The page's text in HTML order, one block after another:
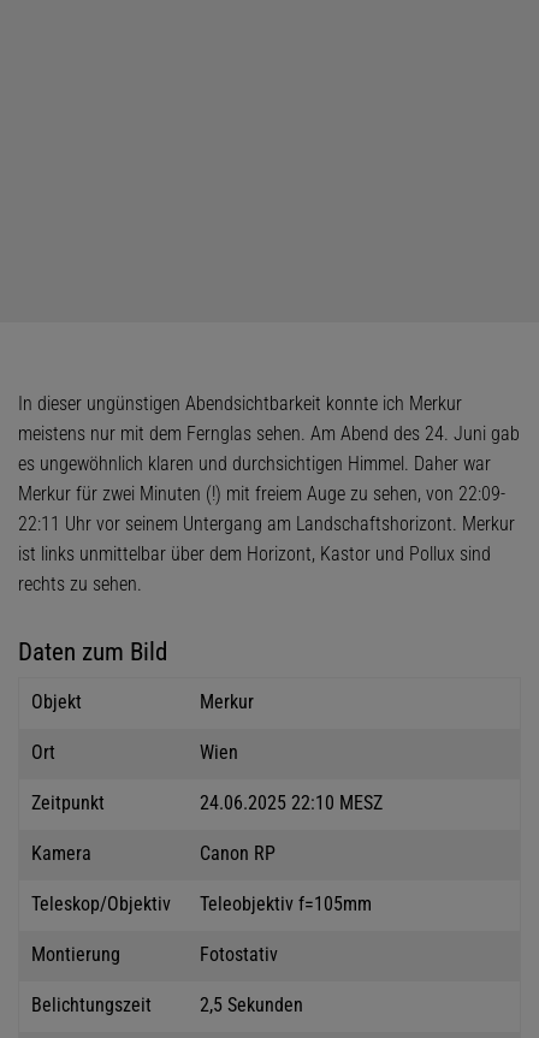
In dieser ungünstigen Abendsichtbarkeit konnte ich Merkur
meistens nur mit dem Fernglas sehen. Am Abend des 24. Juni gab
es ungewöhnlich klaren und durchsichtigen Himmel. Daher war
Merkur für zwei Minuten (!) mit freiem Auge zu sehen, von 22:09-
22:11 Uhr vor seinem Untergang am Landschaftshorizont. Merkur
ist links unmittelbar über dem Horizont, Kastor und Pollux sind
rechts zu sehen.
Daten zum Bild
Objekt Merkur
Ort Wien
Zeitpunkt 24.06.2025 22:10 MESZ
Kamera Canon RP
Teleskop/Objektiv Teleobjektiv f=105mm
Montierung Fotostativ
Belichtungszeit 2,5 Sekunden